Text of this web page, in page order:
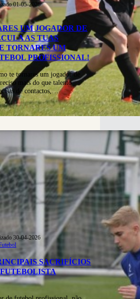
01-05-2026
UM JOGADOR DE
AS TUAS
TORNARES UM
PROFISSIONAL!
te tornares um jogador de
mais do que talento
de contactos,…
30-04-2026
SACRIFÍCIOS